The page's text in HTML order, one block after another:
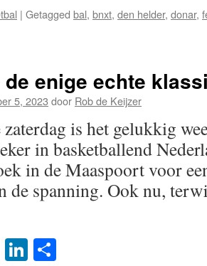
| Getagged bal, bnxt, den helder, donar,
enige echte
5, 2023 door Rob de Keijzer
zaterdag is het gelukkig
in basketballend
in de Maaspoort voor
de spanning. Ook nu,
WhatsApp
LinkedIn